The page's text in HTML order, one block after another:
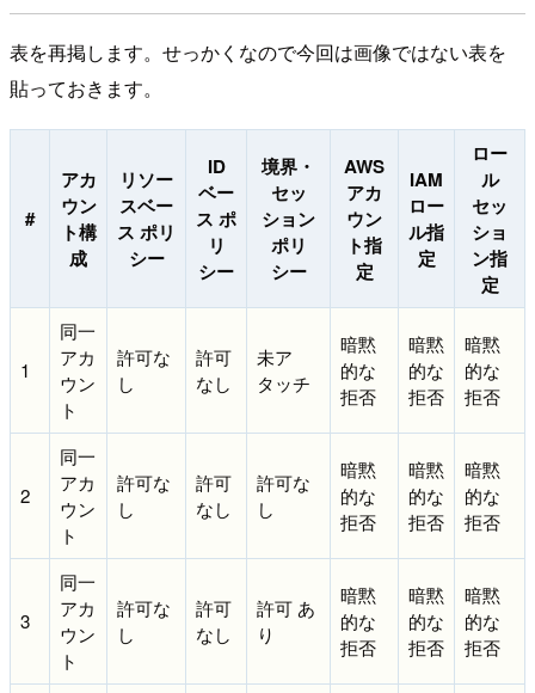
表を再掲します。せっかくなので今回は画像ではない表を
貼っておきます。
#
アカ
ウン
ト構
成
リソー
スベー
ス ポリ
シー
ID
ベー
ス ポ
リ
シー
境界・
セッ
ション
ポリ
シー
AWS
アカ
ウン
ト指
定
IAM
ロー
ル指
定
ロー
ル
セッ
ショ
ン指
定
1
同一
アカ
ウン
ト
許可な
し
許可
なし
未ア
タッチ
暗黙
的な
拒否
暗黙
的な
拒否
暗黙
的な
拒否
2
同一
アカ
ウン
ト
許可な
し
許可
なし
許可な
し
暗黙
的な
拒否
暗黙
的な
拒否
暗黙
的な
拒否
3
同一
アカ
ウン
ト
許可な
し
許可
なし
許可 あ
り
暗黙
的な
拒否
暗黙
的な
拒否
暗黙
的な
拒否